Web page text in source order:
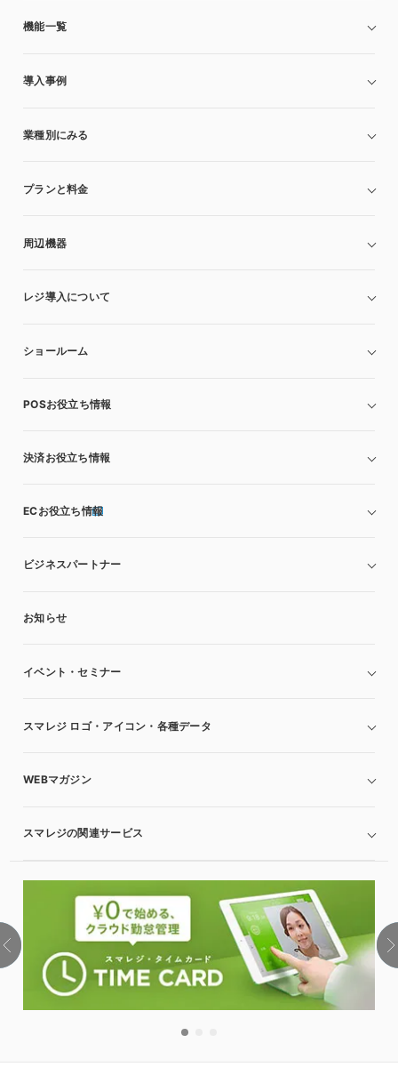
機能一覧
導入事例
業種別にみる
プランと料金
周辺機器
レジ導入について
ショールーム
POSお役立ち情報
決済お役立ち情報
ECお役立ち情報
ビジネスパートナー
お知らせ
イベント・セミナー
スマレジ ロゴ・アイコン・各種データ
WEBマガジン
スマレジの関連サービス